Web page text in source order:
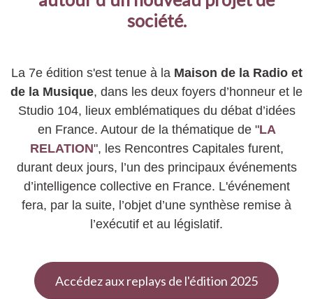
société.
La 7e édition s'est tenue à laMaison de la Radio et
de la Musique, dans les deux foyers d’honneur et le
Studio 104, lieux emblématiques du débat d’idées
en France. Autour de la thématique de "LA
RELATION", les Rencontres Capitales furent,
durant deux jours, l’un des principaux événements
d’intelligence collective en France. L'événement
fera, par la suite, l’objet d’une synthèse remise à
l’exécutif et au législatif.
Accédez aux replays de l'édition 2025